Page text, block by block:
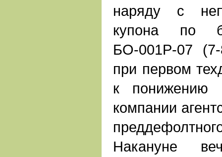
наряду с
купона по
БО-001Р-07
при первом
к понижению
компании
Накануне